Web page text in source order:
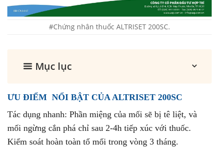
#Chứng nhân thuốc ALTRISET 200SC.
Mục lục
ƯU ĐIỂM NỔI BẬT CỦA ALTRISET 200SC
Tác dụng nhanh: Phần miệng của mối sẽ bị tê liệt, và
mối ngừng cắn phá chỉ sau 2-4h tiếp xúc với thuốc.
Kiểm soát hoàn toàn tổ mối trong vòng 3 tháng.